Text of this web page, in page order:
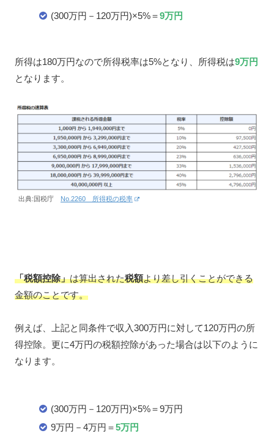
(300万円－120万円)×5%＝9万円
所得は180万円なので所得税率は5%となり、所得税は9万円
となります。
出典:国税庁 No.2260 所得税の税率
「税額控除」は算出された税額より差し引くことができる
金額のことです。
例えば、上記と同条件で収入300万円に対して120万円の所
得控除。更に4万円の税額控除があった場合は以下のように
なります。
(300万円－120万円)×5%＝9万円
9万円－4万円＝5万円